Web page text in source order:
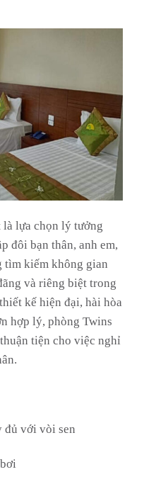
là lựa chọn lý tưởng
đôi bạn thân, anh em,
tìm kiếm không gian
và riêng biệt trong
kế hiện đại, hài hòa
hợp lý, phòng Twins
tiện cho việc nghỉ
đủ với vòi sen